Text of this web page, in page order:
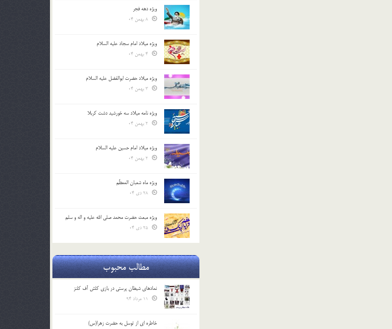
ویژه دهه فجر
ویژه میلاد امام سجاد علیه السلام
ویژه میلاد حضرت ابوالفضل علیه السلام
ویژه نامه میلاد سه خورشید دشت کربلا
ویژه میلاد امام حسین علیه السلام
ویژه ماه شعبان المعظّم
ویژه مبعث حضرت محمد صلی الله علیه و اله و سلم
مطالب محبوب
نمادهای شیطان پرستی در بازی کلش آف کلنز
خاطره ای از توسل به حضرت زهرا(س)